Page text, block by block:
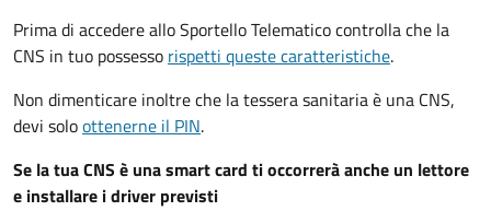
Prima di accedere allo Sportello Telematico controlla che la
CNS in tuo possesso rispetti queste caratteristiche.
Non dimenticare inoltre che la tessera sanitaria è una CNS,
devi soloottenerne il PIN.
Se la tua CNS è una smart card ti occorrerà anche un lettore
e installare i driver previsti